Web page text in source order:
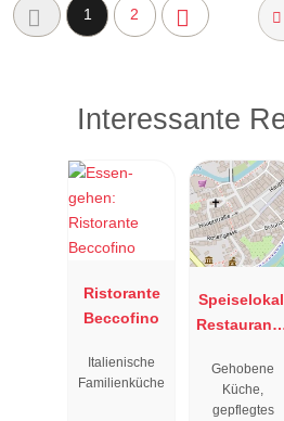
1 2
Interessante
Ristorante
Beccofino
Italienische
Familienküche
Restaurant
"
Gehobene
Küche,
gepflegtes